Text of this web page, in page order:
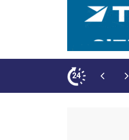
24
NEOPLAN Skyliner Ekledi